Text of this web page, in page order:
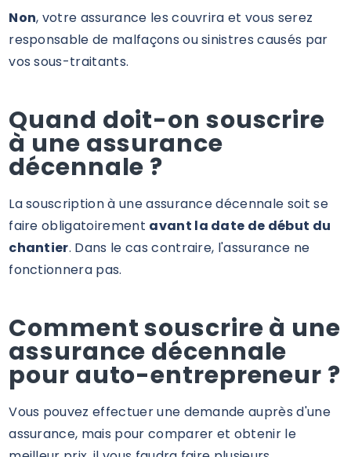
Non, votre assurance les couvrira et vous serez
responsable de malfaçons ou sinistres causés par
vos sous-traitants.
Quand doit-on souscrire
à une assurance
décennale ?
La souscription à une assurance décennale soit se
faire obligatoirement avant la date de début du
chantier. Dans le cas contraire, l'assurance ne
fonctionnera pas.
Comment souscrire à une
assurance décennale
pour auto-entrepreneur ?
Vous pouvez effectuer une demande auprès d'une
assurance, mais pour comparer et obtenir le